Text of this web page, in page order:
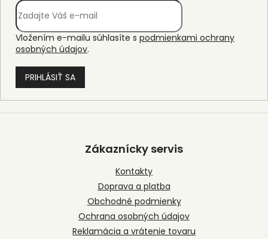
Vložením e-mailu súhlasíte s podmienkami ochrany
osobných údajov.
PRIHLÁSIŤ SA
Z
Zákaznícky servis
Kontakty
Doprava a platba
Obchodné podmienky
Ochrana osobných údajov
Reklamácia a vrátenie tovaru